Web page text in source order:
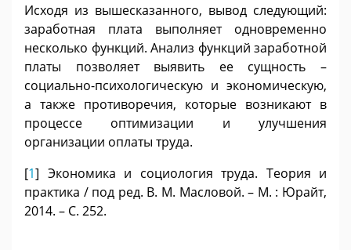
Исходя из вышесказанного, вывод следующий:
заработная плата выполняет одновременно
несколько функций. Анализ функций заработной
платы позволяет выявить ее сущность –
социально-психологическую и экономическую,
а также противоречия, которые возникают в
процессе оптимизации и улучшения
организации оплаты труда.
[1] Экономика и социология труда. Теория и
практика / под ред. В. М. Масловой. – М. : Юрайт,
2014. – С. 252.